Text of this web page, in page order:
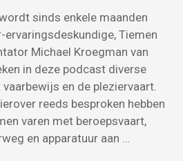
sinds enkele maanden
Tiemen
Michael Kroegman van
in deze podcast diverse
en de pleziervaart.
reeds besproken hebben
varen met beroepsvaart,
en apparatuur aan …